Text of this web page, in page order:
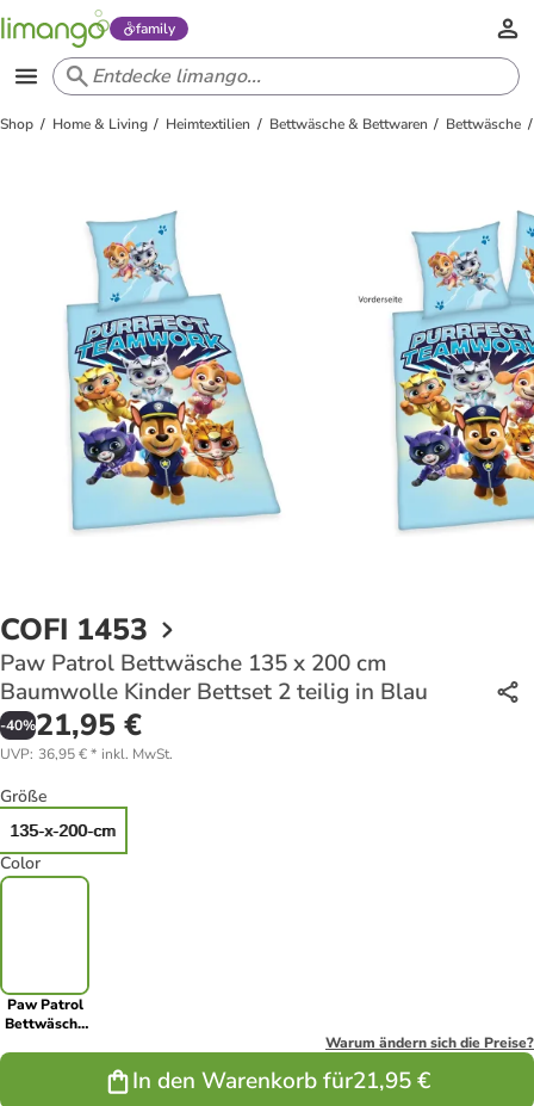
family
Shop Home & Living Heimtextilien Bettwäsche & Bettwaren Bettwäsche
COFI 1453
Paw Patrol Bettwäsche 135 x 200 cm
Baumwolle Kinder Bettset 2 teilig in Blau
-40%21,95 €
UVP: 36,95 €* inkl. MwSt.
Größe
135-x-200-cm
Color
Paw Patrol
Bettwäsche
Warum ändern sich die Preise?
In den Warenkorb für21,95 €